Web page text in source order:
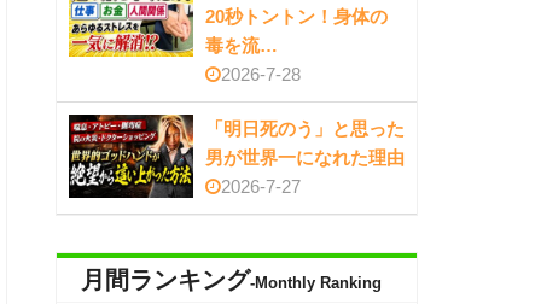
20秒トントン！身体の
毒を流…
2026-7-28
「明日死のう」と思った
男が世界一になれた理由
2026-7-27
月間ランキング-Monthly Ranking